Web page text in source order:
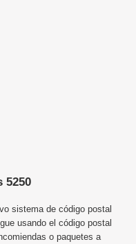
5250
sistema de código postal
usando el código postal
o paquetes a